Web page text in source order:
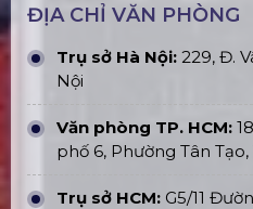
ĐỊA CHỈ VĂN PHÒNG
Trụ sở Hà Nội: 229, Đ.
Nội
Văn phòng TP. HCM:
phố 6, Phường Tân
Trụ sở HCM: G5/11